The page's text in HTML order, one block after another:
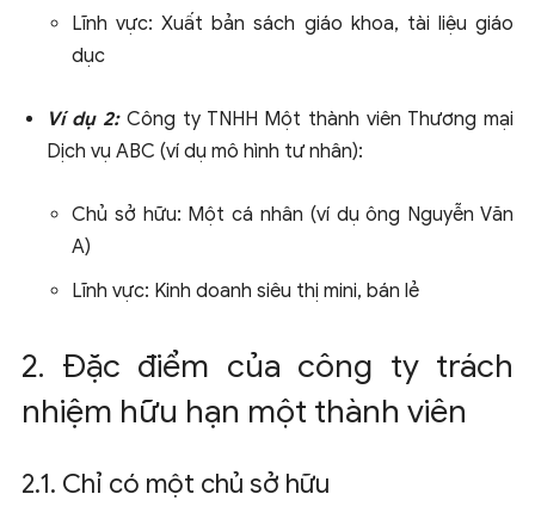
Lĩnh vực: Xuất bản sách giáo khoa, tài liệu giáo
dục
Ví dụ 2:Công ty TNHH Một thành viên Thương mại
Dịch vụ ABC (ví dụ mô hình tư nhân):
Chủ sở hữu: Một cá nhân (ví dụ ông Nguyễn Văn
A)
Lĩnh vực: Kinh doanh siêu thị mini, bán lẻ
2. Đặc điểm của công ty trách
nhiệm hữu hạn một thành viên
2.1. Chỉ có một chủ sở hữu